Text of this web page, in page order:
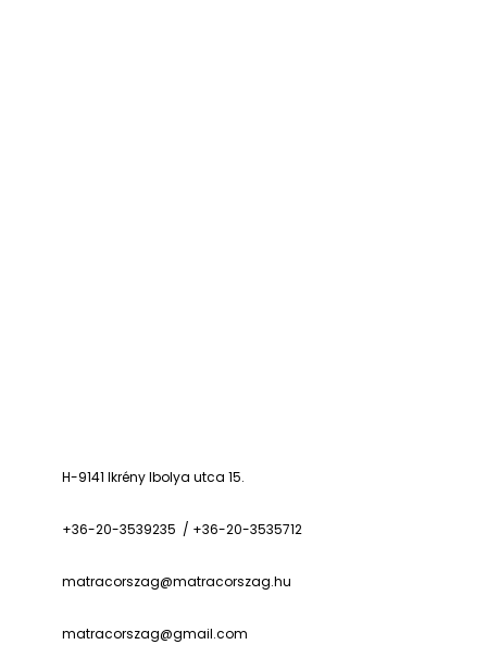
H-9141 Ikrény Ibolya utca 15.
+36-20-3539235 / +36-20-3535712
matracorszag@matracorszag.hu
matracorszag@gmail.com